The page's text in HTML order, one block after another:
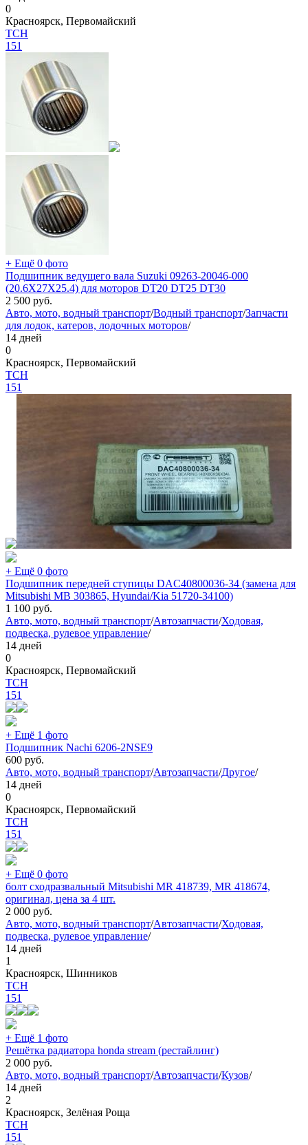
0
Красноярск, Первомайский
TCH
151
+ Ещё 0 фото
Подшипник ведущего вала Suzuki 09263-20046-000
(20.6X27X25.4) для моторов DT20 DT25 DT30
2 500 руб.
Авто, мото, водный транспорт/Водный транспорт/Запчасти
для лодок, катеров, лодочных моторов/
14 дней
0
Красноярск, Первомайский
TCH
151
+ Ещё 0 фото
Подшипник передней ступицы DAC40800036-34 (замена для
Mitsubishi MB 303865, Hyundai/Kia 51720-34100)
1 100 руб.
Авто, мото, водный транспорт/Автозапчасти/Ходовая,
подвеска, рулевое управление/
14 дней
0
Красноярск, Первомайский
TCH
151
+ Ещё 1 фото
Подшипник Nachi 6206-2NSE9
600 руб.
Авто, мото, водный транспорт/Автозапчасти/Другое/
14 дней
0
Красноярск, Первомайский
TCH
151
+ Ещё 0 фото
болт сходразвальный Mitsubishi MR 418739, MR 418674,
оригинал, цена за 4 шт.
2 000 руб.
Авто, мото, водный транспорт/Автозапчасти/Ходовая,
подвеска, рулевое управление/
14 дней
1
Красноярск, Шинников
TCH
151
+ Ещё 1 фото
Решётка радиатора honda stream (рестайлинг)
2 000 руб.
Авто, мото, водный транспорт/Автозапчасти/Кузов/
14 дней
2
Красноярск, Зелёная Роща
TCH
151